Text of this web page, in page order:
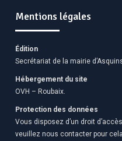
Mentions légales
Édition
Secrétariat de la mairie
Hébergement du site
OVH – Roubaix.
Protection des données
Vous disposez d’un droit
veuillez nous contacter pour